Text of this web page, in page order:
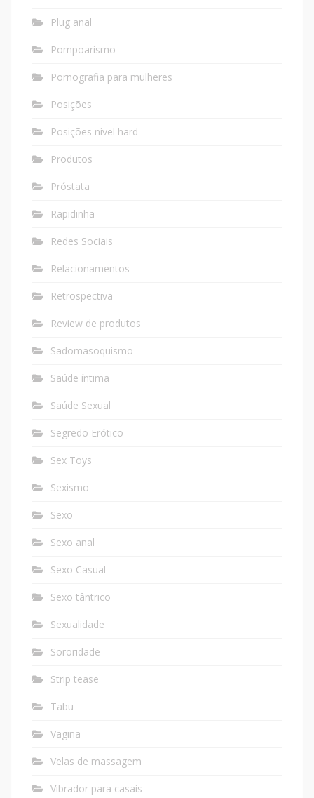
Plug anal
Pompoarismo
Pornografia para mulheres
Posições
Posições nível hard
Produtos
Próstata
Rapidinha
Redes Sociais
Relacionamentos
Retrospectiva
Review de produtos
Sadomasoquismo
Saúde íntima
Saúde Sexual
Segredo Erótico
Sex Toys
Sexismo
Sexo
Sexo anal
Sexo Casual
Sexo tântrico
Sexualidade
Sororidade
Strip tease
Tabu
Vagina
Velas de massagem
Vibrador para casais